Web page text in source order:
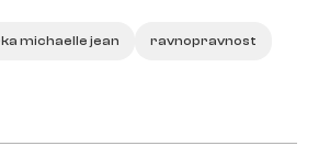
michaelle jean ravnopravnost